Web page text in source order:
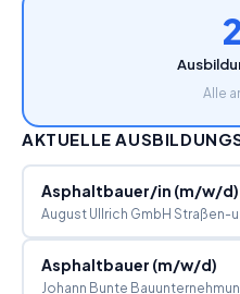
Alle
AKTUELLE
Asphaltbauer/in (m/w/d)
Asphaltbauer (m/w/d)